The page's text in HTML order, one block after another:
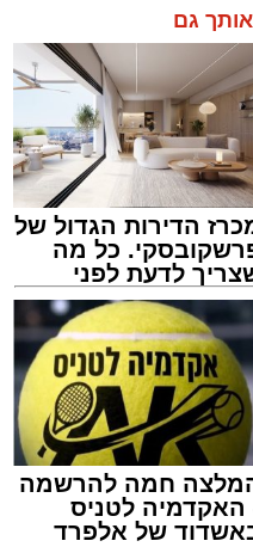
אותך גם
הדירות הגדול של
כל מה
לדעת לפני
הצעה לדירה
חמה להרשמה
האקדמיה לטניס
של אלפרד